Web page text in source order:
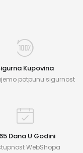
Kupovina
potpunu sigurnost
Dana U Godini
WebShopa